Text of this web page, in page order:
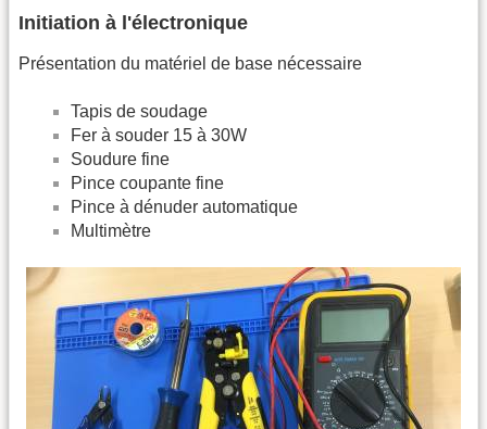
Initiation à l'électronique
Présentation du matériel de base nécessaire
Tapis de soudage
Fer à souder 15 à 30W
Soudure fine
Pince coupante fine
Pince à dénuder automatique
Multimètre